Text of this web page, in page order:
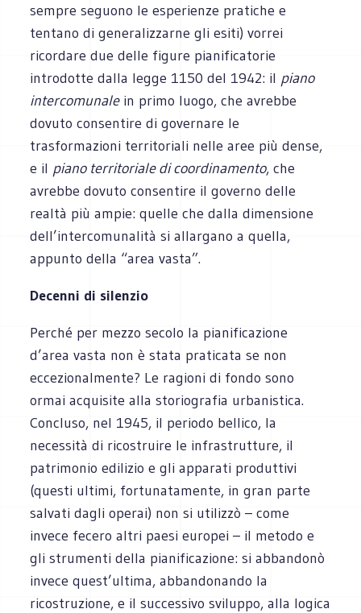
sempre seguono le esperienze pratiche e
tentano di generalizzarne gli esiti) vorrei
ricordare due delle figure pianificatorie
introdotte dalla legge 1150 del 1942: il piano
intercomunalein primo luogo, che avrebbe
dovuto consentire di governare le
trasformazioni territoriali nelle aree più dense,
e il piano territoriale di coordinamento, che
avrebbe dovuto consentire il governo delle
realtà più ampie: quelle che dalla dimensione
dell’intercomunalità si allargano a quella,
appunto della “area vasta”.
Decenni di silenzio
Perché per mezzo secolo la pianificazione
d’area vasta non è stata praticata se non
eccezionalmente? Le ragioni di fondo sono
ormai acquisite alla storiografia urbanistica.
Concluso, nel 1945, il periodo bellico, la
necessità di ricostruire le infrastrutture, il
patrimonio edilizio e gli apparati produttivi
(questi ultimi, fortunatamente, in gran parte
salvati dagli operai) non si utilizzò – come
invece fecero altri paesi europei – il metodo e
gli strumenti della pianificazione: si abbandonò
invece quest’ultima, abbandonando la
ricostruzione, e il successivo sviluppo, alla logica